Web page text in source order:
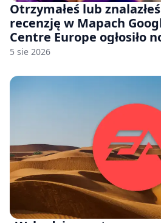
Otrzymałeś lub
recenzję w Mapach
Centre Europe ogłosiło
odwoławczą dla firm i
5 sie 2026